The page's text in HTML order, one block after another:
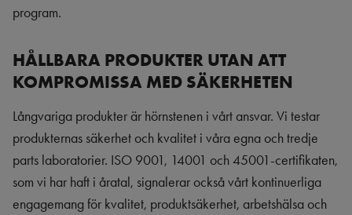
program.
HÅLLBARA PRODUKTER UTAN ATT
KOMPROMISSA MED SÄKERHETEN
Långvariga produkter är hörnstenen i vårt ansvar. Vi testar
produkternas säkerhet och kvalitet i våra egna och tredje
parts laboratorier. ISO 9001, 14001 och 45001-certifikaten,
som vi har haft i åratal, signalerar också vårt kontinuerliga
engagemang för kvalitet, produktsäkerhet, arbetshälsa och